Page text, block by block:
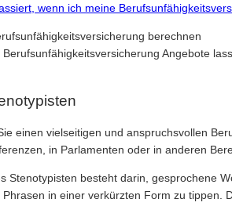
wenn ich meine
Berufsunfähigkeitsversicherung Angebote
einen vielseitigen und anspruchsvollen
in Parlamenten oder in anderen
Stenotypisten besteht darin, gesprochene
in einer verkürzten Form zu tippen.